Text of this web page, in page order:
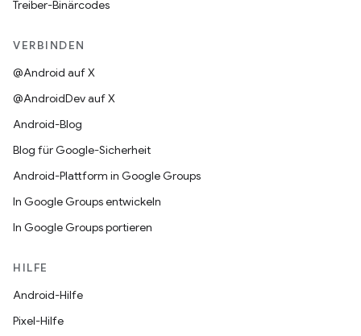
Treiber-Binärcodes
VERBINDEN
@Android auf X
@AndroidDev auf X
Android-Blog
Blog für Google-Sicherheit
Android-Plattform in Google Groups
In Google Groups entwickeln
In Google Groups portieren
HILFE
Android-Hilfe
Pixel-Hilfe